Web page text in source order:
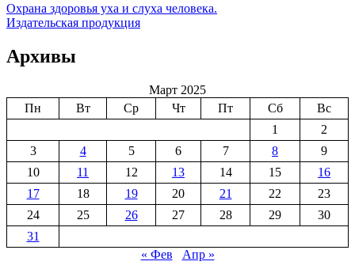
Навигация
по
записям
Previous
Post:
Охрана здоровья уха и слуха человека.
Next
Издательская продукция
Архивы
Март 2025
Пн
Вт Ср Чт Пт Сб
Вс
1
2
3
4 5 6 7 8
9
10
11 12 13 14 15
16
17
18 19 20 21 22
23
24
25 26 27 28 29
30
31
« Фев
Апр »